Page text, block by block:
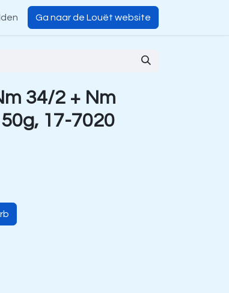
Ga naar de Louët website
34/2 + Nm
17-7020